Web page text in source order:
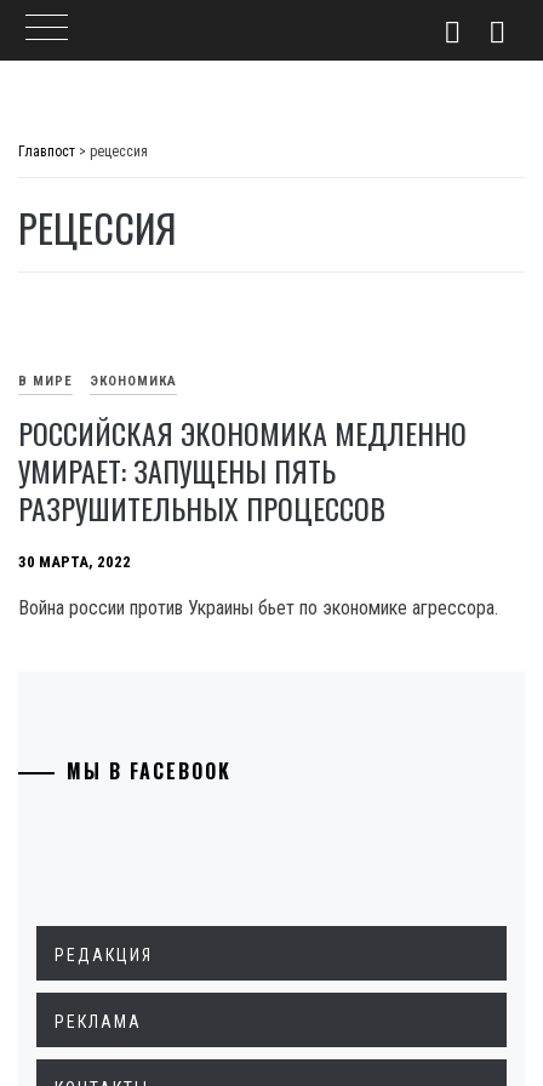
Главпост > рецессия
РЕЦЕССИЯ
В МИРЕ ЭКОНОМИКА
РОССИЙСКАЯ ЭКОНОМИКА МЕДЛЕННО
УМИРАЕТ: ЗАПУЩЕНЫ ПЯТЬ
РАЗРУШИТЕЛЬНЫХ ПРОЦЕССОВ
30 МАРТА, 2022
Война россии против Украины бьет по экономике агрессора.
МЫ В FACEBOOK
РЕДАКЦИЯ
РЕКЛАМА